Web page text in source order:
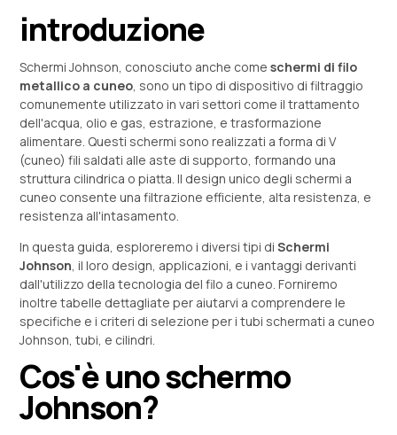
introduzione
Schermi Johnson, conosciuto anche comeschermi di filo
metallico a cuneo, sono un tipo di dispositivo di filtraggio
comunemente utilizzato in vari settori come il trattamento
dell'acqua, olio e gas, estrazione, e trasformazione
alimentare. Questi schermi sono realizzati a forma di V
(cuneo) fili saldati alle aste di supporto, formando una
struttura cilindrica o piatta. Il design unico degli schermi a
cuneo consente una filtrazione efficiente, alta resistenza, e
resistenza all'intasamento.
In questa guida, esploreremo i diversi tipi diSchermi
Johnson, il loro design, applicazioni, e i vantaggi derivanti
dall'utilizzo della tecnologia del filo a cuneo. Forniremo
inoltre tabelle dettagliate per aiutarvi a comprendere le
specifiche e i criteri di selezione per i tubi schermati a cuneo
Johnson, tubi, e cilindri.
Cos'è uno schermo
Johnson?